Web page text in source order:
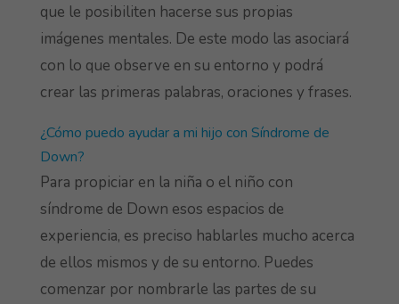
que le posibiliten hacerse sus propias
imágenes mentales. De este modo las asociará
con lo que observe en su entorno y podrá
crear las primeras palabras, oraciones y frases.
¿Cómo puedo ayudar a mi hijo con Síndrome de
Down?
Para propiciar en la niña o el niño con
síndrome de Down esos espacios de
experiencia, es preciso hablarles mucho acerca
de ellos mismos y de su entorno. Puedes
comenzar por nombrarle las partes de su